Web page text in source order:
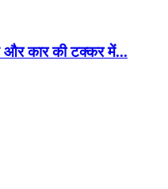
और कार की टक्कर में...